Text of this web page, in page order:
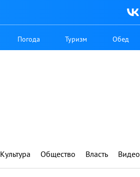
Погода Туризм Обед
Культура Общество Власть Видео